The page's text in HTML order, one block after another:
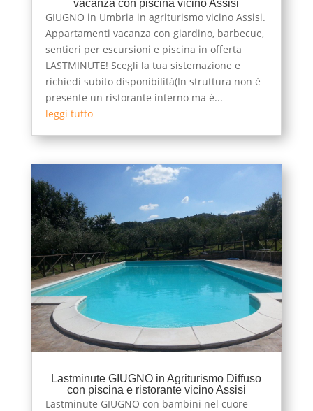
vacanza con piscina vicino Assisi
GIUGNO in Umbria in agriturismo vicino Assisi.
Appartamenti vacanza con giardino, barbecue,
sentieri per escursioni e piscina in offerta
LASTMINUTE! Scegli la tua sistemazione e
richiedi subito disponibilità(In struttura non è
presente un ristorante interno ma è...
leggi tutto
Lastminute GIUGNO in Agriturismo Diffuso
con piscina e ristorante vicino Assisi
Lastminute GIUGNO con bambini nel cuore